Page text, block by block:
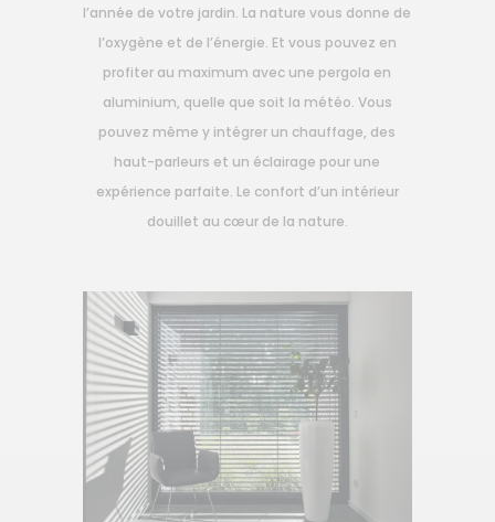
l’année de votre jardin. La nature vous donne de
l’oxygène et de l’énergie. Et vous pouvez en
profiter au maximum avec une pergola en
aluminium, quelle que soit la météo. Vous
pouvez même y intégrer un chauffage, des
haut-parleurs et un éclairage pour une
expérience parfaite. Le confort d’un intérieur
douillet au cœur de la nature.